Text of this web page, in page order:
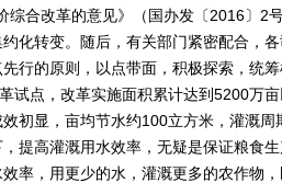
合改革的意见》（国办发〔2016〕2
化转变。随后，有关部门紧密配合，
行的原则，以点带面，积极探索，统
试点，改革实施面积累计达到5200万
初显，亩均节水约100立方米，灌溉
提高灌溉用水效率，无疑是保证粮食
率，用更少的水，灌溉更多的农作物